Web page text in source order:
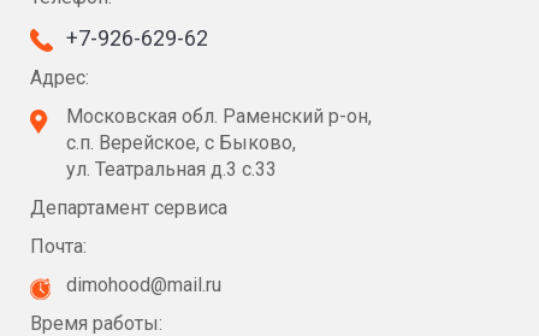
+7-926-629-62
Адрес:
Московская обл. Раменский р-он,
с.п. Верейское, с Быково,
ул. Театральная д.3 с.33
Департамент сервиса
Почта:
dimohood@mail.ru
Время работы: